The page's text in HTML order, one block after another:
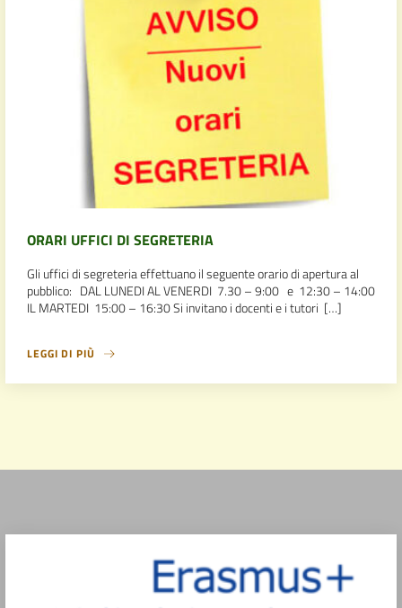
ORARI UFFICI DI SEGRETERIA
Gli uffici di segreteria effettuano il seguente orario di apertura al
pubblico: DAL LUNEDI AL VENERDI 7.30 – 9:00 e 12:30 – 14:00
IL MARTEDI 15:00 – 16:30 Si invitano i docenti e i tutori […]
LEGGI DI PIÙ